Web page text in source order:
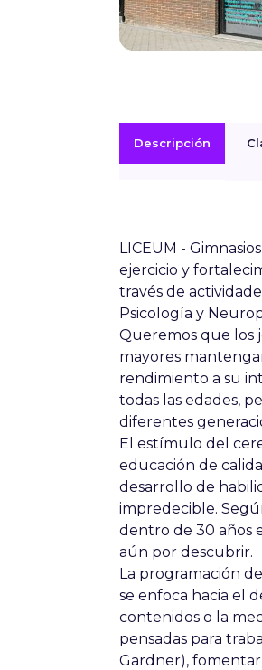
Descripción
LICEUM -
ejercicio y
través de
Psicología y
Queremos que los
mayores
rendimiento a su
todas las edades,
diferentes
El estímulo del
educación de
desarrollo de
impredecible.
dentro de 30 años
aún por descubrir.
La programación
se enfoca hacia el
contenidos o la
pensadas para
Gardner),